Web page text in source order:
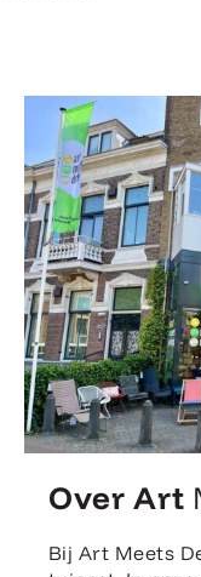
Over Art
Bij Art Meets